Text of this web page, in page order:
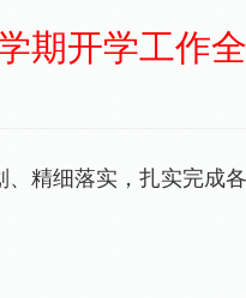
期开学工作
精细落实，扎实完成